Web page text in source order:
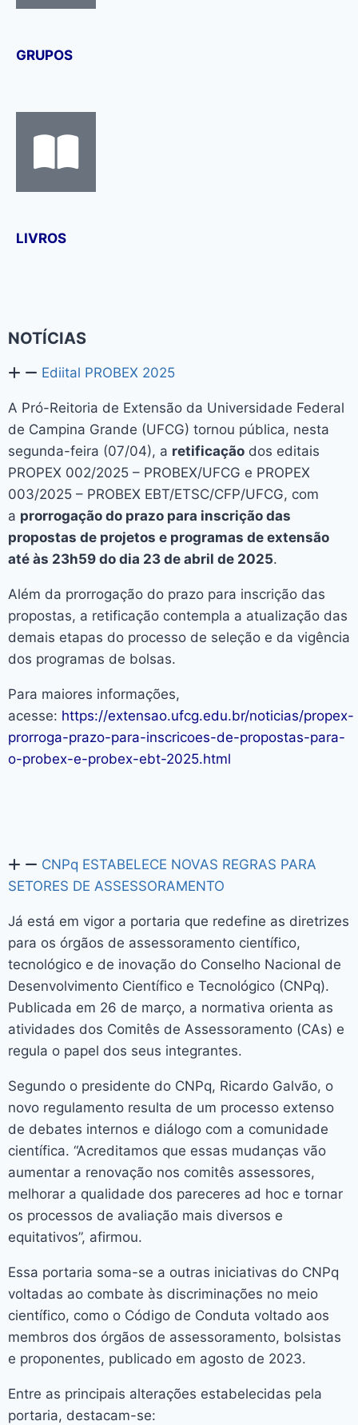
GRUPOS
LIVROS
NOTÍCIAS
Ediital PROBEX 2025
A Pró-Reitoria de Extensão da Universidade Federal
de Campina Grande (UFCG) tornou pública, nesta
segunda-feira (07/04), a retificação dos editais
PROPEX 002/2025 – PROBEX/UFCG e PROPEX
003/2025 – PROBEX EBT/ETSC/CFP/UFCG, com
a prorrogação do prazo para inscrição das
propostas de projetos e programas de extensão
até às 23h59 do dia 23 de abril de 2025.
Além da prorrogação do prazo para inscrição das
propostas, a retificação contempla a atualização das
demais etapas do processo de seleção e da vigência
dos programas de bolsas.
Para maiores informações,
acesse: https://extensao.ufcg.edu.br/noticias/propex-
prorroga-prazo-para-inscricoes-de-propostas-para-
o-probex-e-probex-ebt-2025.html
CNPq ESTABELECE NOVAS REGRAS PARA
SETORES DE ASSESSORAMENTO
Já está em vigor a portaria que redefine as diretrizes
para os órgãos de assessoramento científico,
tecnológico e de inovação do Conselho Nacional de
Desenvolvimento Científico e Tecnológico (CNPq).
Publicada em 26 de março, a normativa orienta as
atividades dos Comitês de Assessoramento (CAs) e
regula o papel dos seus integrantes.
Segundo o presidente do CNPq, Ricardo Galvão, o
novo regulamento resulta de um processo extenso
de debates internos e diálogo com a comunidade
científica. “Acreditamos que essas mudanças vão
aumentar a renovação nos comitês assessores,
melhorar a qualidade dos pareceres ad hoc e tornar
os processos de avaliação mais diversos e
equitativos”, afirmou.
Essa portaria soma-se a outras iniciativas do CNPq
voltadas ao combate às discriminações no meio
científico, como o Código de Conduta voltado aos
membros dos órgãos de assessoramento, bolsistas
e proponentes, publicado em agosto de 2023.
Entre as principais alterações estabelecidas pela
portaria, destacam-se: